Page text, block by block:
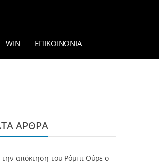
WIN ΕΠΙΚΟΙΝΩΝΊΑ
ΆΡΘΡΑ
την απόκτηση του Ρόμπι Ούρε ο